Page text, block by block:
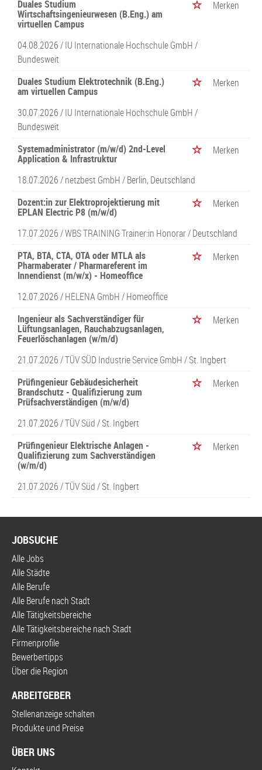
Duales Studium
Wirtschaftsingenieurwesen (B.Eng.) am
virtuellen Campus
Merken
04.08.2026 /IU Internationale Hochschule GmbH/
Bundesweit
Duales Studium Elektrotechnik (B.Eng.)
am virtuellen Campus
Merken
30.07.2026 /IU Internationale Hochschule GmbH/
Bundesweit
Systemadministrator (m/w/d) 2nd-Level
Application & Infrastruktur
Merken
18.07.2026 /netzbest GmbH/ Berlin, Deutschland
Dozent:in zur Elektroprojektierung mit
EPLAN Electric P8 (m/w/d)
Merken
17.07.2026 /WBS TRAINING Trainer:in Honorar/ Deutschland
PTA, BTA, CTA, OTA oder MTLA als
Pharmaberater / Pharmareferent im
Innendienst (m/w/x) - Homeoffice
Merken
12.07.2026 /HELENA GmbH/ Homeoffice
Ingenieur als Sachverständiger für
Lüftungsanlagen, Rauchabzugsanlagen,
Feuerlöschanlagen (w/m/d)
Merken
21.07.2026 /TÜV SÜD Industrie Service GmbH/ St. Ingbert
Prüfingenieur Gebäudesicherheit
Brandschutz - Qualifizierung zum
Prüfsachverständigen (m/w/d)
Merken
21.07.2026 /TÜV Süd/ St. Ingbert
Prüfingenieur Elektrische Anlagen -
Qualifizierung zum Sachverständigen
(w/m/d)
Merken
21.07.2026 /TÜV Süd/ St. Ingbert
JOBSUCHE
Alle Jobs
Alle Städte
Alle Berufe
Alle Berufe nach Stadt
Alle Tätigkeitsbereiche
Alle Tätigkeitsbereiche nach Stadt
Firmenprofile
Bewerbertipps
Über die Region
ARBEITGEBER
Stellenanzeige schalten
Produkte und Preise
ÜBER UNS